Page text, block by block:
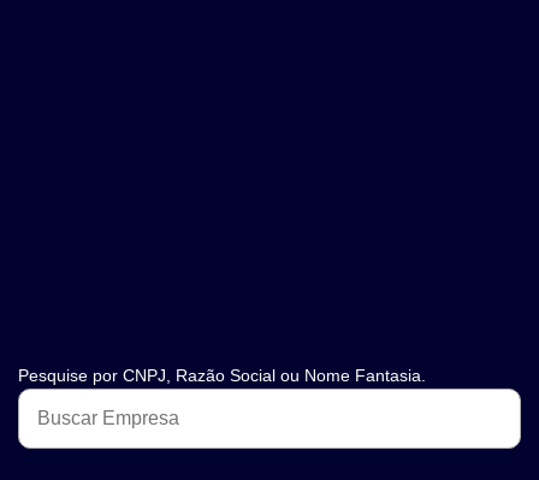
Pesquise por CNPJ, Razão Social ou Nome Fantasia.